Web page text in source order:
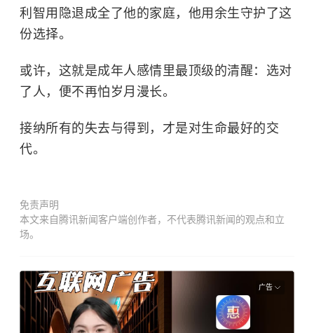
利智用隐退成全了他的家庭，他用余生守护了这
份选择。
或许，这就是成年人感情里最顶级的清醒：选对
了人，便不再怕岁月漫长。
接纳所有的失去与得到，才是对生命最好的交
代。
免责声明
本文来自腾讯新闻客户端创作者，不代表腾讯新闻的观点和立
场。
广告